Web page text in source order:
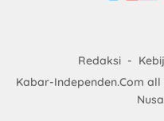
Redaksi
Kabar-Independen.Com